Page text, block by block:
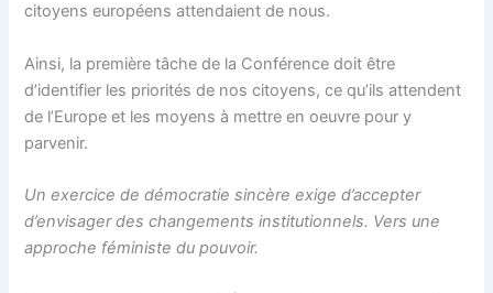
citoyens européens attendaient de nous.
Ainsi, la première tâche de la Conférence doit être
d’identifier les priorités de nos citoyens, ce qu’ils attendent
de l’Europe et les moyens à mettre en oeuvre pour y
parvenir.
Un exercice de démocratie sincère exige d’accepter
d’envisager des changements institutionnels. Vers une
approche féministe du pouvoir.